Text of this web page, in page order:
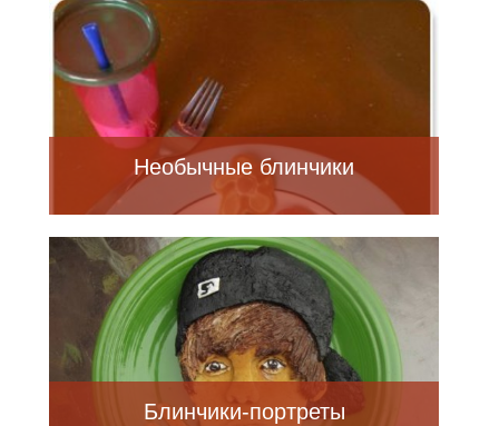
Необычные блинчики
Блинчики-портреты